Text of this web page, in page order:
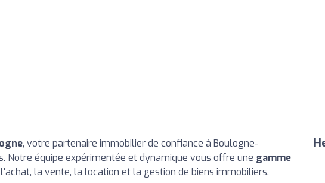
, votre partenaire immobilier de confiance à Boulogne-
Notre équipe expérimentée et dynamique vous offre une gamme
la vente, la location et la gestion de biens immobiliers.